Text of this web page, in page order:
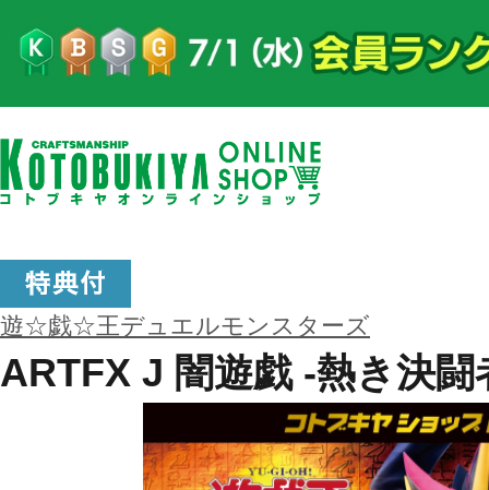
遊☆戯☆王デュエルモンスターズ
ARTFX J 闇遊戯 -熱き決闘